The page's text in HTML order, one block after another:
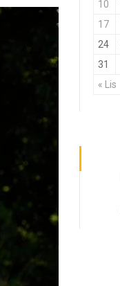
« Lis
10
17
24
31